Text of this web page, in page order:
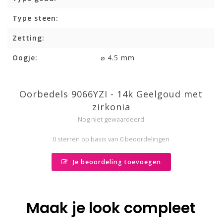
Type steen:
Zetting:
Oogje: ⌀ 4.5 mm
Oorbedels 9066YZI - 14k Geelgoud met
zirkonia
Nog niet gewaardeerd
0 sterren op basis van 0 beoordelingen
Je beoordeling toevoegen
Maak je look compleet